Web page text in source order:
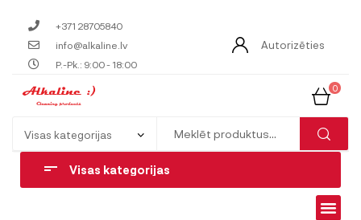
+371 28705840
info@alkaline.lv
P.-Pk.: 9:00 - 18:00
Autorizēties
0
Visas kategorijas